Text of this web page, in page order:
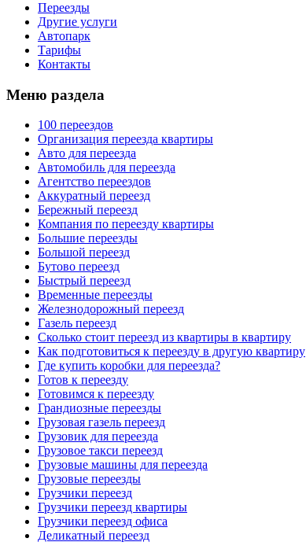
Переезды
Другие услуги
Автопарк
Тарифы
Контакты
Меню раздела
100 переездов
Организация переезда квартиры
Авто для переезда
Автомобиль для переезда
Агентство переездов
Аккуратный переезд
Бережный переезд
Компания по переезду квартиры
Большие переезды
Большой переезд
Бутово переезд
Быстрый переезд
Временные переезды
Железнодорожный переезд
Газель переезд
Сколько стоит переезд из квартиры в квартиру
Как подготовиться к переезду в другую квартиру
Где купить коробки для переезда?
Готов к переезду
Готовимся к переезду
Грандиозные переезды
Грузовая газель переезд
Грузовик для переезда
Грузовое такси переезд
Грузовые машины для переезда
Грузовые переезды
Грузчики переезд
Грузчики переезд квартиры
Грузчики переезд офиса
Деликатный переезд